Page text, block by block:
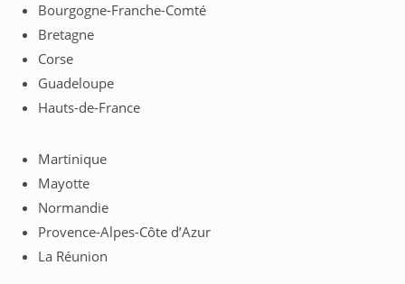
Bourgogne-Franche-Comté
Bretagne
Corse
Guadeloupe
Hauts-de-France
Martinique
Mayotte
Normandie
Provence-Alpes-Côte d’Azur
La Réunion